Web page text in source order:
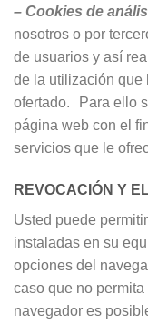
– Cookies de
nosotros o por
de usuarios y así
de la utilización que
ofertado. Para ello
página web con el
servicios que le
REVOCACIÓN Y
Usted puede
instaladas en su
opciones del
caso que no
navegador es